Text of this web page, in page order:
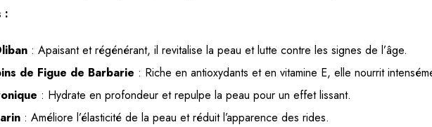
:
: Apaisant et régénérant, il revitalise la peau et lutte contre les signes de l’âge.
de Figue de Barbarie : Riche en antioxydants et en vitamine E, elle nourrit
: Hydrate en profondeur et repulpe la peau pour un effet lissant.
: Améliore l’élasticité de la peau et réduit l’apparence des rides.